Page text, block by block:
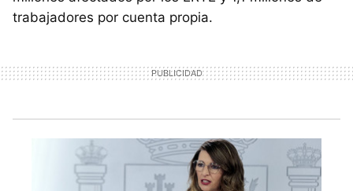
trabajadores por cuenta propia.